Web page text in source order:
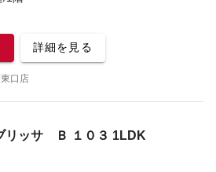
詳細を見る
口店
リッサ Ｂ １０３ 1LDK